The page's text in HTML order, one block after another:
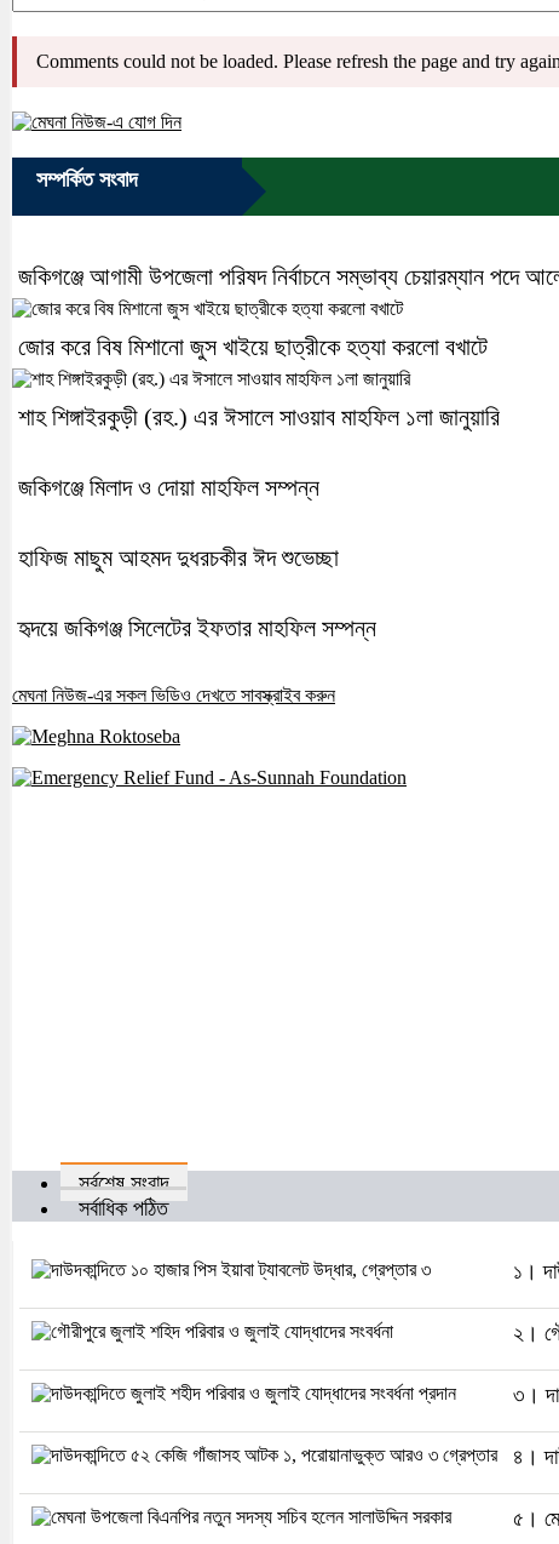
Comments could not be loaded. Please refresh the page and try
সম্পর্কিত সংবাদ
জকিগঞ্জে আগামী উপজেলা পরিষদ নির্বাচনে সম্ভাব্য চেয়ারম্যান পদে
জোর করে বিষ মিশানো জুস খাইয়ে ছাত্রীকে হত্যা করলো বখাটে
শাহ শিঙ্গাইরকুড়ী (রহ.) এর ঈসালে সাওয়াব মাহফিল ১লা জানুয়ারি
জকিগঞ্জে মিলাদ ও দোয়া মাহফিল সম্পন্ন
হাফিজ মাছুম আহমদ দুধরচকীর ঈদ শুভেচ্ছা
হৃদয়ে জকিগঞ্জ সিলেটের ইফতার মাহফিল সম্পন্ন
মেঘনা নিউজ-এর সকল ভিডিও দেখতে সাবস্ক্রাইব করুন
সর্বশেষ সংবাদ
সর্বাধিক পঠিত
১।
২।
৩।
৪।
৫।